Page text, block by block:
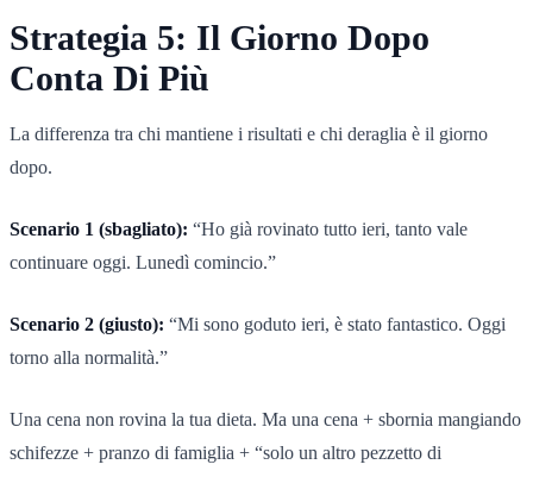
Strategia 5: Il Giorno Dopo
Conta Di Più
La differenza tra chi mantiene i risultati e chi deraglia è il giorno
dopo.
Scenario 1 (sbagliato): “Ho già rovinato tutto ieri, tanto vale
continuare oggi. Lunedì comincio.”
Scenario 2 (giusto): “Mi sono goduto ieri, è stato fantastico. Oggi
torno alla normalità.”
Una cena non rovina la tua dieta. Ma una cena + sbornia mangiando
schifezze + pranzo di famiglia + “solo un altro pezzetto di